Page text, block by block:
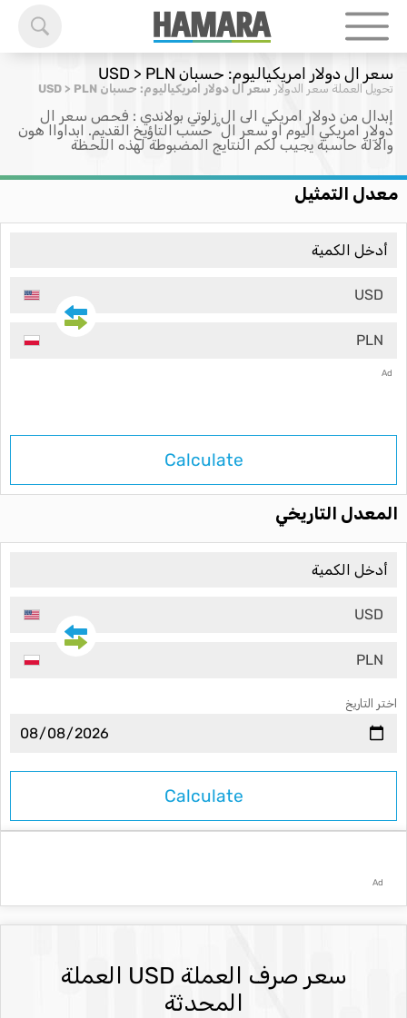
سعر ال دولار امريكياليوم: حسبان USD > PLN
تحويل العملة سعر الدولار سعر ال دولار امريكياليوم: حسبان USD > PLN
إبدال من دولار امريكي الى ال زلوتي بولاندي : فحص سعر ال
دولار امريكي اليوم او سعر ال ْ حسب التاؤيخ القديم. ابداواا هون
والآلة حاسبة يجيب لكم النتايج المضبوطة لهذه اللحظة
معدل التمثيل
USD
PLN
Ad
Calculate
المعدل التاريخي
USD
PLN
اختر التاريخ
Ad
سعر صرف العملة USD العملة
المحدثة